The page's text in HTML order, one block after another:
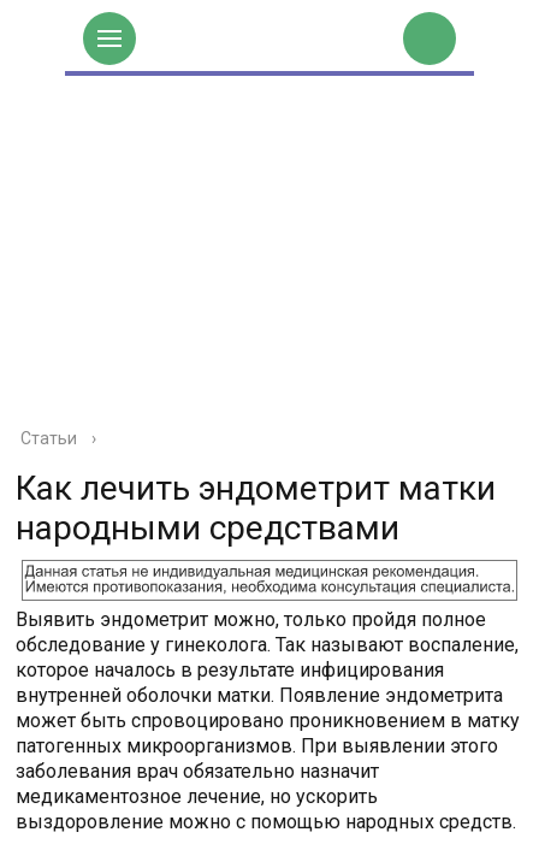
Статьи ›
Как лечить эндометрит матки
народными средствами
Выявить эндометрит можно, только пройдя полное
обследование у гинеколога. Так называют воспаление,
которое началось в результате инфицирования
внутренней оболочки матки. Появление эндометрита
может быть спровоцировано проникновением в матку
патогенных микроорганизмов. При выявлении этого
заболевания врач обязательно назначит
медикаментозное лечение, но ускорить
выздоровление можно с помощью народных средств.